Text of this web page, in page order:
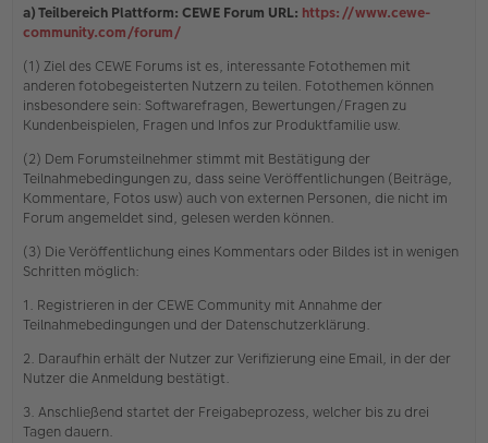
a) Teilbereich Plattform: CEWE Forum URL: https://www.cewe-
community.com/forum/
(1) Ziel des CEWE Forums ist es, interessante Fotothemen mit
anderen fotobegeisterten Nutzern zu teilen. Fotothemen können
insbesondere sein: Softwarefragen, Bewertungen/Fragen zu
Kundenbeispielen, Fragen und Infos zur Produktfamilie usw.
(2) Dem Forumsteilnehmer stimmt mit Bestätigung der
Teilnahmebedingungen zu, dass seine Veröffentlichungen (Beiträge,
Kommentare, Fotos usw) auch von externen Personen, die nicht im
Forum angemeldet sind, gelesen werden können.
(3) Die Veröffentlichung eines Kommentars oder Bildes ist in wenigen
Schritten möglich:
1. Registrieren in der CEWE Community mit Annahme der
Teilnahmebedingungen und der Datenschutzerklärung.
2. Daraufhin erhält der Nutzer zur Verifizierung eine Email, in der der
Nutzer die Anmeldung bestätigt.
3. Anschließend startet der Freigabeprozess, welcher bis zu drei
Tagen dauern.